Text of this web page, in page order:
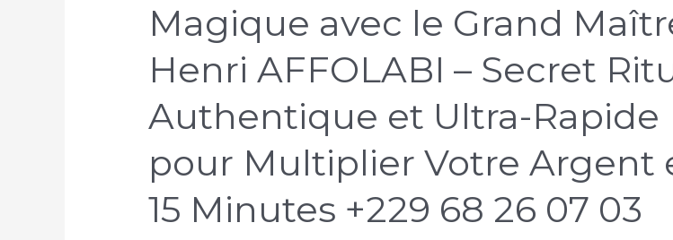
Magique avec le Grand
Henri AFFOLABI – Secret
Authentique et Ultra-Rapide
pour Multiplier Votre Argent
15 Minutes +229 68 26 07 03